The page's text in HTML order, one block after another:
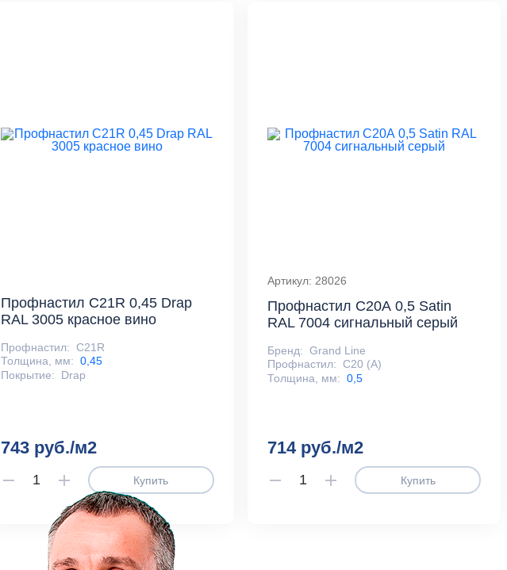
Профнастил С21R 0,45 Drap
RAL 3005 красное вино
Профнастил: С21R
Толщина, мм: 0,45
Покрытие:
Drap
743 руб./м2
Купить
Артикул: 28026
Профнастил С20А 0,5 Satin
RAL 7004 сигнальный серый
Бренд: Grand Line
Профнастил: С20 (А)
Толщина, мм: 0,5
714 руб./м2
Купить